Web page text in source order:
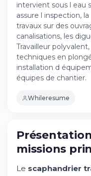
intervient sous l eau
assure l inspection,
travaux sur des
canalisations, les
Travailleur
techniques en
installation d
équipes de chantier.
Whileresume
missions
Le scaphandrier